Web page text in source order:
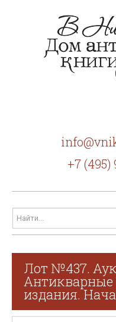
+7 (495)
Лот №437.
Антикварные
издания.